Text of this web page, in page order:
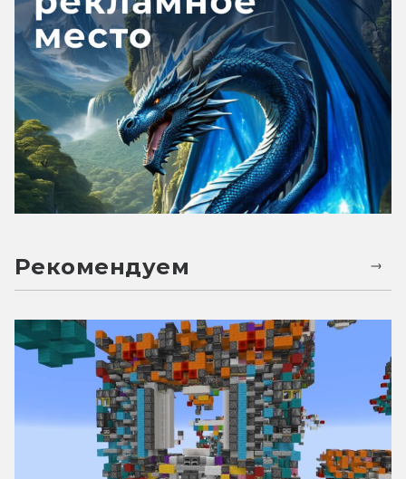
Рекомендуем